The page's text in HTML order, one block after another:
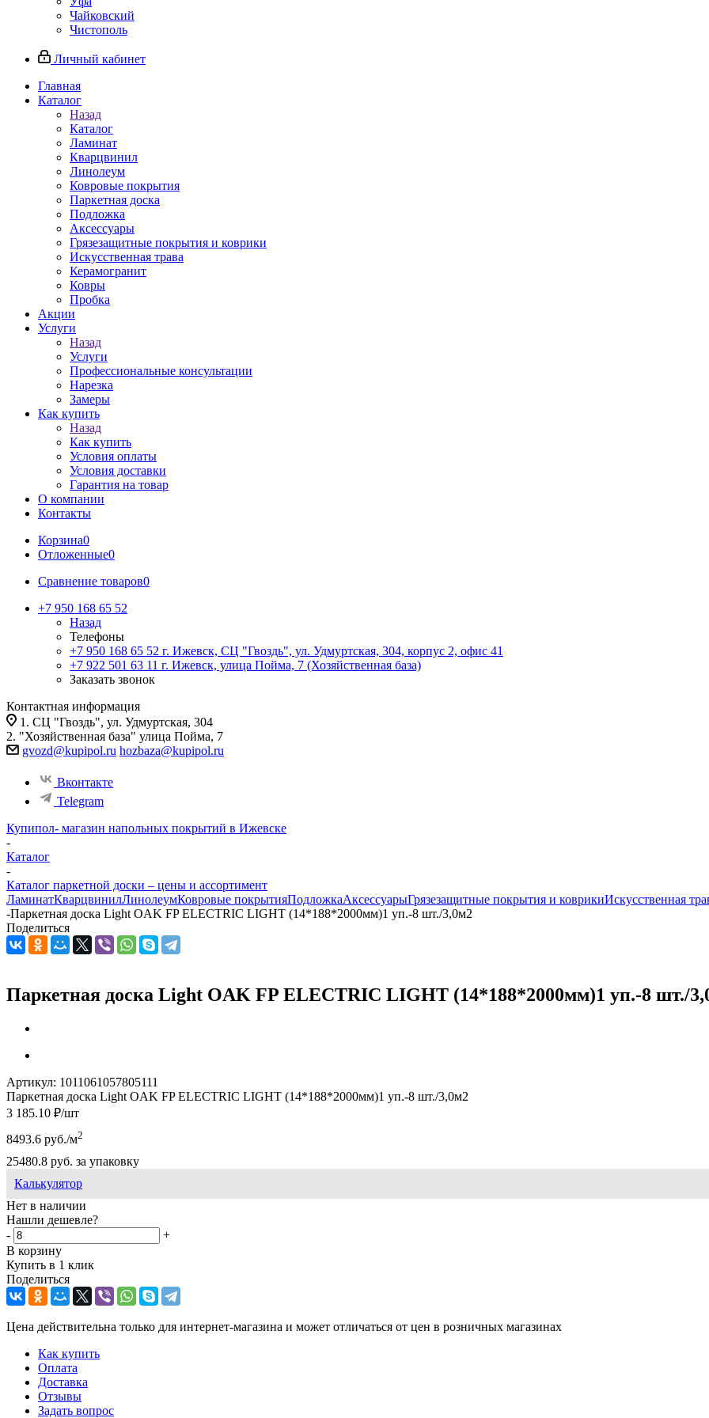
Чайковский
Чистополь
Личный кабинет
Главная
Каталог
Назад
Каталог
Ламинат
Кварцвинил
Линолеум
Ковровые покрытия
Паркетная доска
Подложка
Аксессуары
Грязезащитные покрытия и коврики
Искусственная трава
Керамогранит
Ковры
Пробка
Акции
Услуги
Назад
Услуги
Профессиональные консультации
Нарезка
Замеры
Как купить
Назад
Как купить
Условия оплаты
Условия доставки
Гарантия на товар
О компании
Контакты
Корзина0
Отложенные0
Сравнение товаров0
+7 950 168 65 52
Назад
Телефоны
+7 950 168 65 52 г. Ижевск, СЦ "Гвоздь", ул. Удмуртская, 304, корпус 2, офис 41
+7 922 501 63 11 г. Ижевск, улица Пойма, 7 (Хозяйственная база)
Заказать звонок
Контактная информация
1. СЦ "Гвоздь", ул. Удмуртская, 304
2. "Хозяйственная база" улица Пойма, 7
gvozd@kupipol.ru hozbaza@kupipol.ru
Вконтакте
Telegram
Купипол- магазин напольных покрытий в Ижевске
-
Каталог
-
Каталог паркетной доски – цены и ассортимент
ЛаминатКварцвинилЛинолеумКовровые покрытияПодложкаАксессуарыГрязезащитные покрытия и коврикиИскусственная
-Паркетная доска Light OAK FP ELECTRIC LIGHT (14*188*2000мм)1 уп.-8 шт./3,0м2
Поделиться
Паркетная доска Light OAK FP ELECTRIC LIGHT (14*188*2000мм)1 уп.-8 шт./
Артикул: 1011061057805111
Паркетная доска Light OAK FP ELECTRIC LIGHT (14*188*2000мм)1 уп.-8 шт./3,0м2
3 185.10 ₽/шт
8493.6 руб./м2
25480.8 руб. за упаковку
Калькулятор
Нет в наличии
Нашли дешевле?
-
+
В корзину
Купить в 1 клик
Поделиться
Цена действительна только для интернет-магазина и может отличаться от цен в розничных магазинах
Как купить
Оплата
Доставка
Отзывы
Задать вопрос